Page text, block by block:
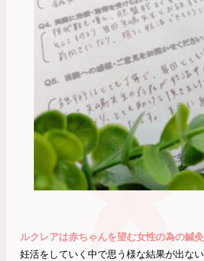
ルクレアは赤ちゃんを望む女性の為の鍼
妊活をしていく中で思う様な結果が出な